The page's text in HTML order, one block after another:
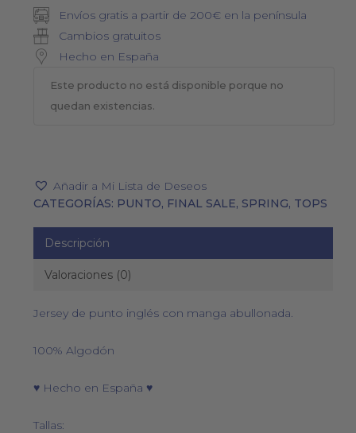
Envíos gratis a partir de 200€ en la península
Cambios gratuitos
Hecho en España
Este producto no está disponible porque no
quedan existencias.
Añadir a Mi Lista de Deseos
CATEGORÍAS: PUNTO, FINAL SALE, SPRING, TOPS
Descripción
Valoraciones (0)
Jersey de punto inglés con manga abullonada.
100% Algodón
♥ Hecho en España ♥
Tallas: